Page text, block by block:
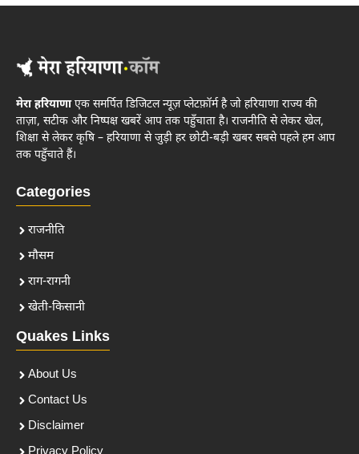
मेरा हरियाणाएक समर्पित डिजिटल न्यूज़ प्लेटफ़ॉर्म है जो हरियाणा राज्य की
ताज़ा, सटीक और निष्पक्ष खबरें आप तक पहुँचाता है। राजनीति से लेकर खेल,
शिक्षा से लेकर कृषि – हरियाणा से जुड़ी हर छोटी-बड़ी खबर सबसे पहले हम आप
तक पहुँचाते हैं।
Categories
राजनीति
मौसम
राग-रागनी
खेती-किसानी
Quakes Links
About Us
Contact Us
Disclaimer